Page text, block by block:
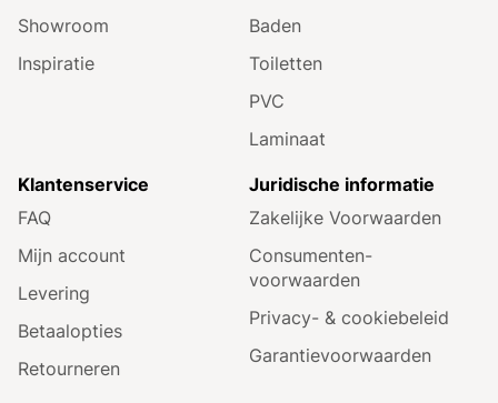
Showroom
Inspiratie
Baden
Toiletten
PVC
Laminaat
Klantenservice
FAQ
Mijn account
Levering
Betaalopties
Retourneren
Juridische informatie
Zakelijke Voorwaarden
Consumenten­
voorwaarden
Privacy- & cookiebeleid
Garantie­voorwaarden